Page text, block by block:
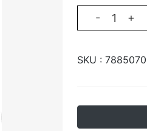
- +
SKU : 7885070